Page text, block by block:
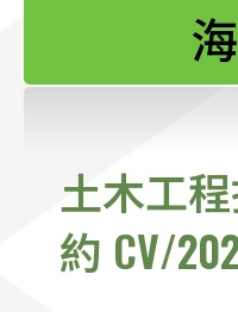
土木工
約 CV/